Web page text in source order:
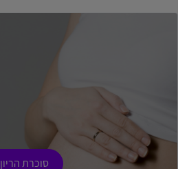
סוכרת הריון